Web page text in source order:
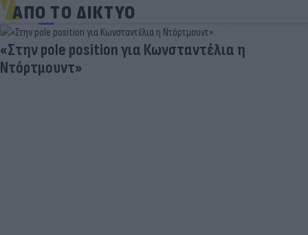
ΑΠΟ ΤΟ ΔΙΚΤΥΟ
«Στην pole position για Κωνσταντέλια η
Ντόρτμουντ»